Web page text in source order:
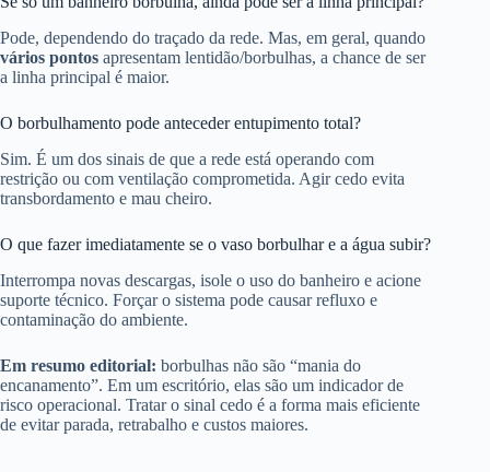
Pode, dependendo do traçado da rede. Mas, em geral, quando
vários pontos apresentam lentidão/borbulhas, a chance de ser
a linha principal é maior.
O borbulhamento pode anteceder entupimento total?
Sim. É um dos sinais de que a rede está operando com
restrição ou com ventilação comprometida. Agir cedo evita
transbordamento e mau cheiro.
O que fazer imediatamente se o vaso borbulhar e a água subir?
Interrompa novas descargas, isole o uso do banheiro e acione
suporte técnico. Forçar o sistema pode causar refluxo e
contaminação do ambiente.
Em resumo editorial: borbulhas não são “mania do
encanamento”. Em um escritório, elas são um indicador de
risco operacional. Tratar o sinal cedo é a forma mais eficiente
de evitar parada, retrabalho e custos maiores.